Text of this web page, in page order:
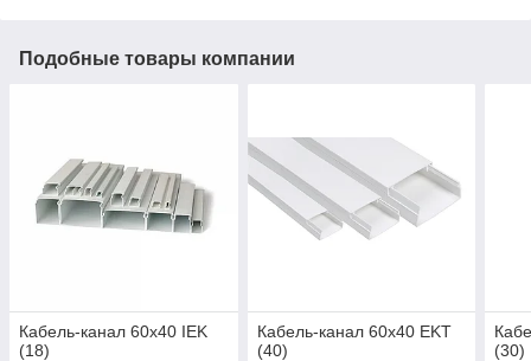
Подобные товары компании
Кабель-канал 60х40 IEK
(18)
Кабель-канал 60х40 EKT
(40)
(30)